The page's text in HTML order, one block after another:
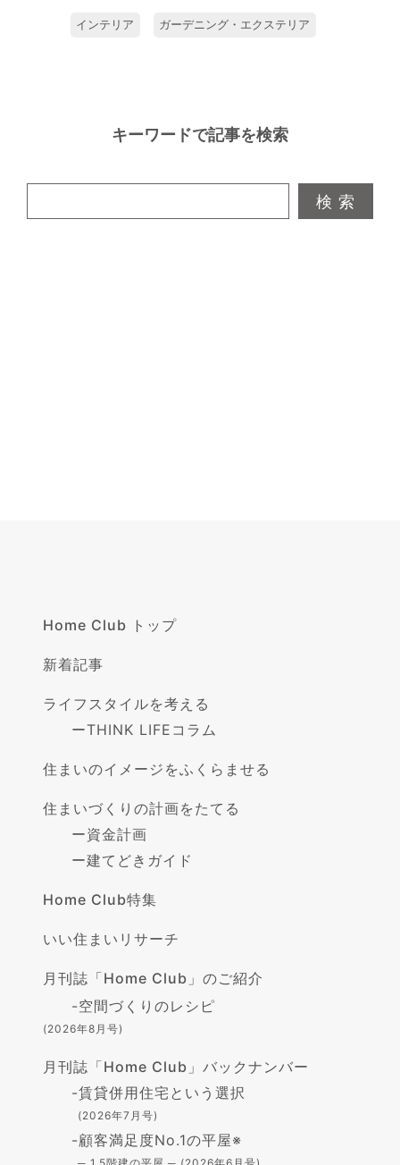
楽しみにされているそう。「憧れていた
インテリア ガーデニング・エクステリア
キーワードで記事を検索
検 索
Home Club トップ
新着記事
ライフスタイルを考える
ーTHINK LIFEコラム
住まいのイメージをふくらませる
住まいづくりの計画をたてる
ー資金計画
ー建てどきガイド
Home Club特集
いい住まいリサーチ
月刊誌「Home Club」のご紹介
-空間づくりのレシピ
(2026年8月号)
月刊誌「Home Club」バックナンバー
-賃貸併用住宅という選択
(2026年7月号)
-顧客満足度No.1の平屋※